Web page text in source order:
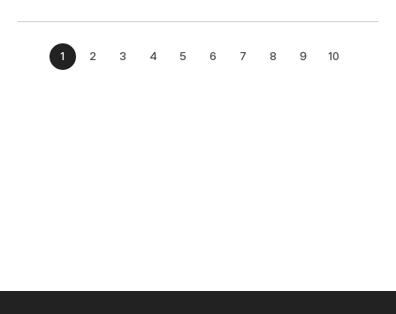
1 2 3 4 5 6 7 8 9 10